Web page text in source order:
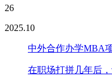
26
2025.10
中外合作办学MBA
在职场打拼几年后